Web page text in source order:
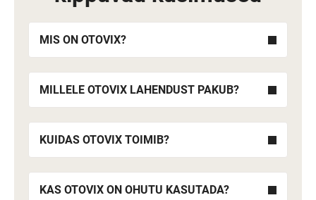
MIS ON OTOVIX?
MILLELE OTOVIX LAHENDUST PAKUB?
KUIDAS OTOVIX TOIMIB?
KAS OTOVIX ON OHUTU KASUTADA?